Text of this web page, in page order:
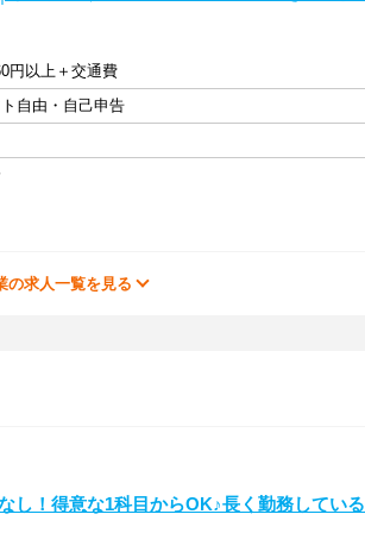
円以上＋交通費
自由・自己申告
の求人一覧を見る
し！得意な1科目からOK♪長く勤務してい